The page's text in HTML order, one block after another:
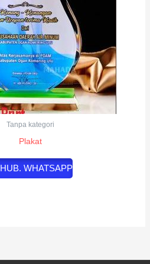
Tanpa kategori
Plakat
HUB. WHATSAPP